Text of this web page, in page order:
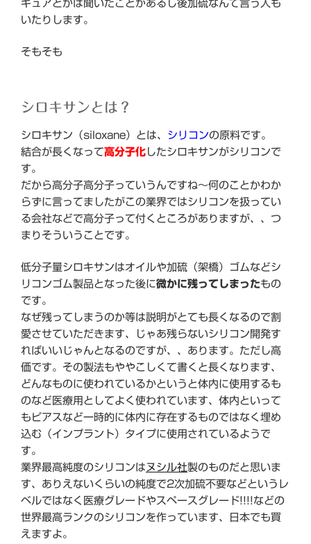
キュアとかは聞いたことがあるし後加硫なんて言う人も
いたりします。
そもそも
シロキサンとは？
シロキサン（siloxane）とは、 シリコンの原料です。
結合が長くなって高分子化 したシロキサンがシリコンで
す。
だから高分子高分子っていうんですね～何のことかわか
らずに言ってましたがこの業界ではシリコンを扱ってい
る会社などで高分子って付くところがありますが、、つ
まりそういうことです。
低分子量シロキサンはオイルや加硫（架橋）ゴムなどシ
リコンゴム製品となった後に微かに残ってしまったもの
です。
なぜ残ってしまうのか等は説明がとても長くなるので割
愛させていただきます、じゃあ残らないシリコン開発す
ればいいじゃんとなるのですが、、あります。ただし高
価です。その製法もややこしくて書くと長くなります、
どんなものに使われているかというと体内に使用するも
のなど医療用としてよく使われています、体内といって
もピアスなど一時的に体内に存在するものではなく埋め
込む（インプラント）タイプに使用されているようで
す。
業界最高純度のシリコンは ヌシル社製のものだと思いま
す、ありえないくらいの純度で2次加硫不要などというレ
ベルではなく医療グレードやスペースグレード!!!!などの
世界最高ランクのシリコンを作っています、日本でも買
えますよ。